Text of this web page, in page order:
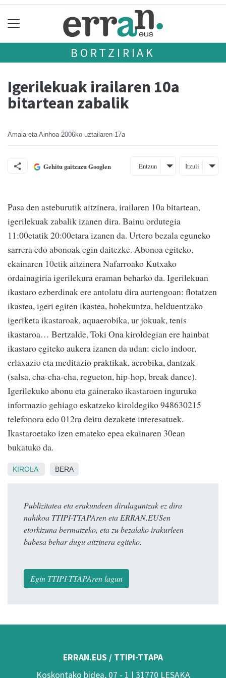
BORTZIRIAK
Igerilekuak irailaren 10a
bitartean zabalik
Amaia eta Ainhoa 2006ko uztailaren 17a
Gehitu gaitzazu Googlen Entzun Itzuli
Pasa den asteburutik aitzinera, irailaren 10a bitartean,
igerilekuak zabalik izanen dira. Bainu ordutegia
11:00etatik 20:00etara izanen da. Urtero bezala eguneko
sarrera edo abonoak egin daitezke. Abonoa egiteko,
ekainaren 10etik aitzinera Nafarroako Kutxako
ordainagiria igerilekura eraman beharko da. Igerilekuan
ikastaro ezberdinak ere antolatu dira aurtengoan: flotatzen
ikastea, igeri egiten ikastea, hobekuntza, helduentzako
igeriketa ikastaroak, aquaerobika, ur jokuak, tenis
ikastaroa… Bertzalde, Toki Ona kiroldegian ere hainbat
ikastaro egiteko aukera izanen da udan: ciclo indoor,
erlaxazio eta meditazio praktikak, aerobika, dantzak
(salsa, cha-cha-cha, regueton, hip-hop, break dance).
Igerilekuko abonu eta gainerako ikastaroen inguruko
informazio gehiago eskatzeko kiroldegiko 948630215
telefonora edo 012ra deitu dezakete interesatuek.
Ikastaroetako izen emateko epea ekainaren 30ean
bukatuko da.
KIROLA BERA
Publizitatea eta erakundeen dirulaguntzak ez dira
nahikoa TTIPI-TTAPAren eta ERRAN.EUSen
etorkizuna bermatzeko, eta zu bezalako irakurleen
babesa behar dugu aitzinera egiteko.
Egin TTIPI-TTAPAren lagun
ERRAN.EUS / TTIPI-TTAPA
Koskontako bidea, 07 - 1 | 31770 LESAKA